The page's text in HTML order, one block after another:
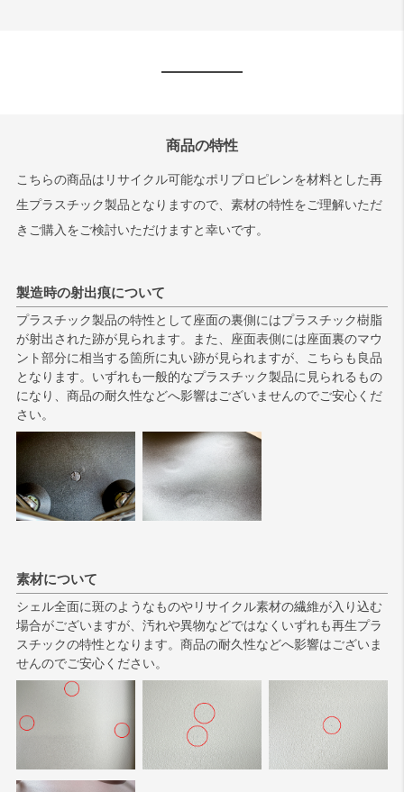
商品の特性
こちらの商品はリサイクル可能なポリプロピレンを材料とした再
生プラスチック製品となりますので、素材の特性をご理解いただ
きご購入をご検討いただけますと幸いです。
製造時の射出痕について
プラスチック製品の特性として座面の裏側にはプラスチック樹脂
が射出された跡が見られます。また、座面表側には座面裏のマウ
ント部分に相当する箇所に丸い跡が見られますが、こちらも良品
となります。いずれも一般的なプラスチック製品に見られるもの
になり、商品の耐久性などへ影響はございませんのでご安心くだ
さい。
素材について
シェル全面に斑のようなものやリサイクル素材の繊維が入り込む
場合がございますが、汚れや異物などではなくいずれも再生プラ
スチックの特性となります。商品の耐久性などへ影響はございま
せんのでご安心ください。